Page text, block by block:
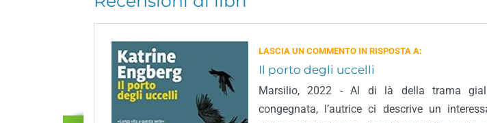
LASCIA UN COMMENTO IN RISPOSTA A:
Il porto degli uccelli
Marsilio, 2022 - Al di là della trama
congegnata, l’autrice ci descrive un